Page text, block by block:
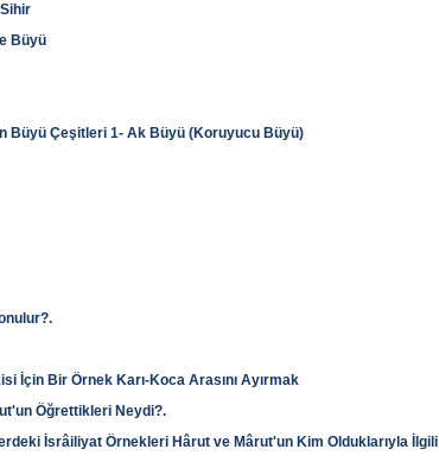
Büyü
Büyü Çeşitleri 1- Ak Büyü (Koruyucu Büyü)
İçin Bir Örnek Karı-Koca Arasını Ayırmak
Öğrettikleri Neydi?.
İsrâiliyat Örnekleri Hârut ve Mârut'un Kim Olduklarıyla İlgili